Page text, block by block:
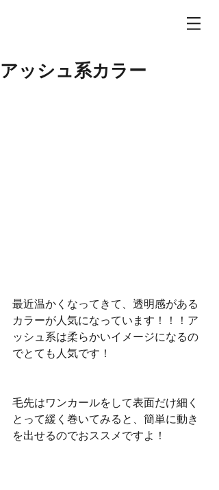
アッシュ系カラー
最近温かくなってきて、透明感がある
カラーが人気になっています！！！ア
ッシュ系は柔らかいイメージになるの
でとても人気です！
毛先はワンカールをして表面だけ細く
とって緩く巻いてみると、簡単に動き
を出せるのでおススメですよ！